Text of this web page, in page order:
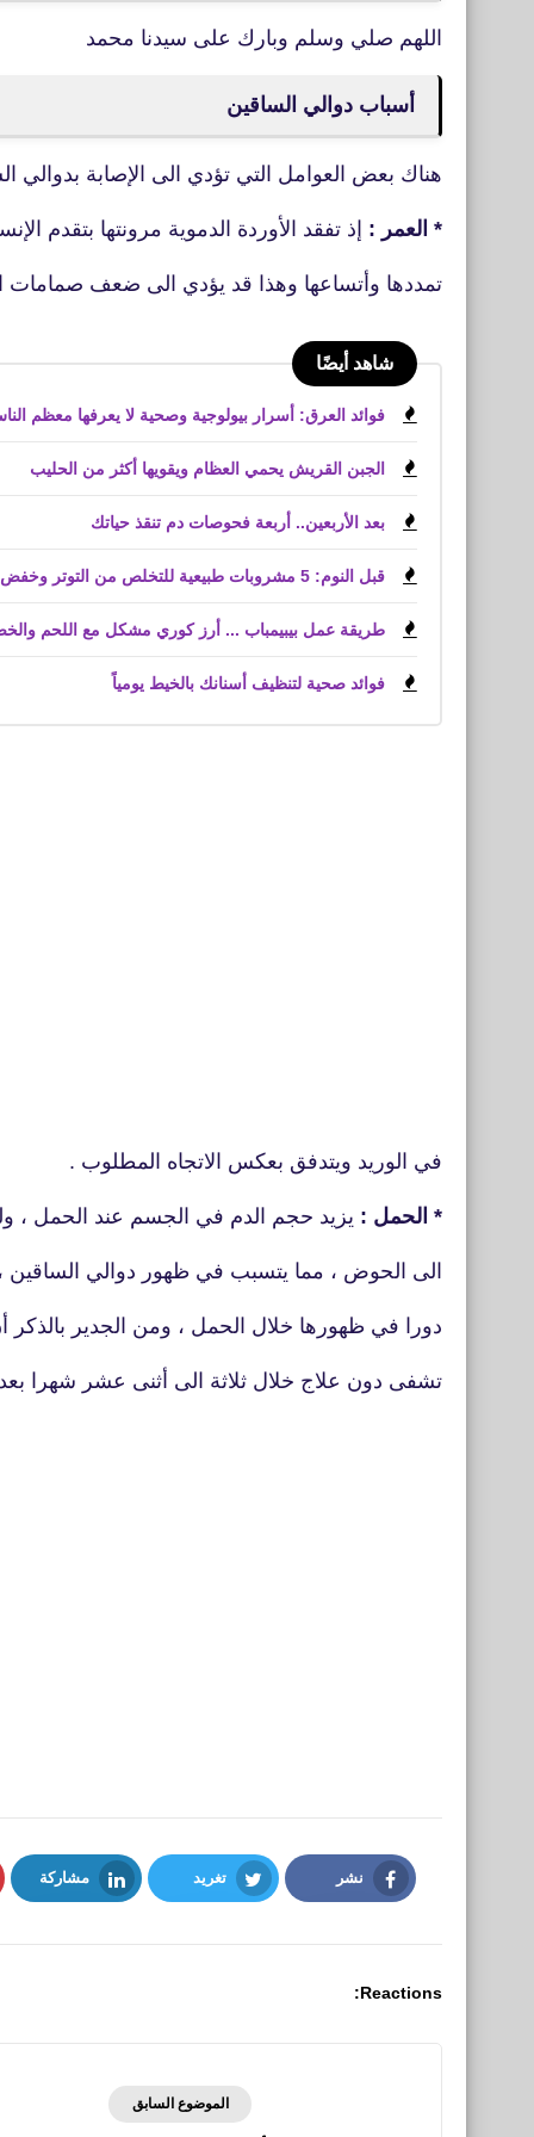
اللهم صلي وسلم وبارك على سيدنا محمد
أسباب دوالي الساقين
هناك بعض العوامل التي تؤدي الى الإصابة بدوالي
* العمر : إذ تفقد الأوردة الدموية مرونتها بتقدم
تمددها وأتساعها وهذا قد يؤدي الى ضعف صمامات
شاهد أيضًا
فوائد العرق: أسرار بيولوجية وصحية لا يعرفها معظم
الجبن القريش يحمي العظام ويقويها أكثر من الحليب
بعد الأربعين.. أربعة فحوصات دم تنقذ حياتك
قبل النوم: 5 مشروبات طبيعية للتخلص من التوتر وخفض الكوليسترول
طريقة عمل بيبيمباب ... أرز كوري مشكل مع اللحم
فوائد صحية لتنظيف أسنانك بالخيط يومياً
في الوريد ويتدفق بعكس الاتجاه المطلوب .
* الحمل : يزيد حجم الدم في الجسم عند الحمل ،
الى الحوض ، مما يتسبب في ظهور دوالي الساقين
دورا في ظهورها خلال الحمل ، ومن الجدير
تشفى دون علاج خلال ثلاثة الى أثنى عشر شهرا بعد
نشر تغريد مشاركة
Reactions:
الموضوع السابق